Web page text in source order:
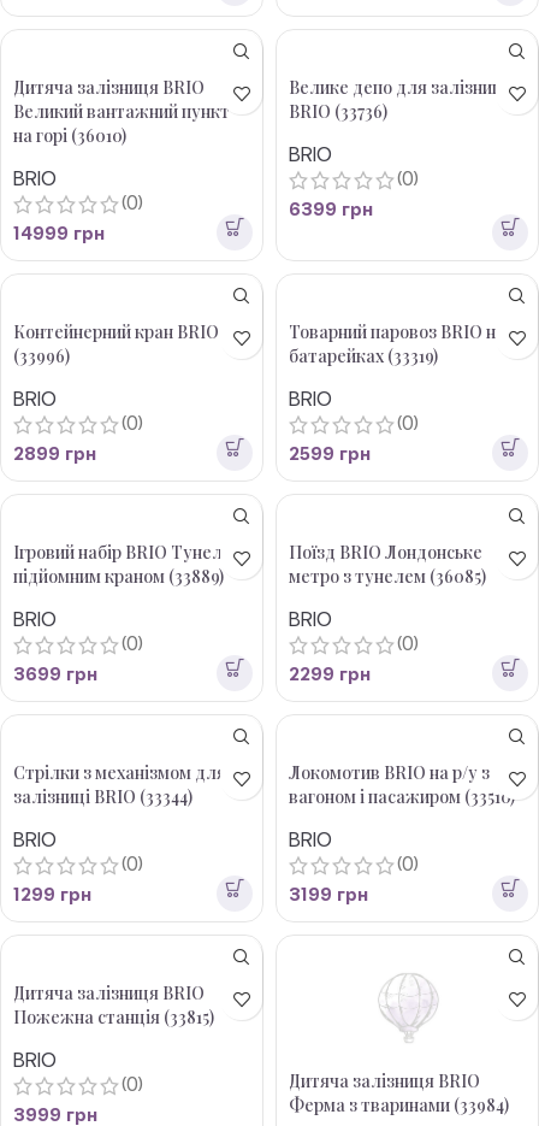
Дитяча залізниця BRIO
Великий вантажний пункт
на горі (36010)
BRIO
(0)
14999 грн
Велике депо для залізниці
BRIO (33736)
BRIO
(0)
6399 грн
Контейнерний кран BRIO
(33996)
BRIO
(0)
2899 грн
Товарний паровоз BRIO на
батарейках (33319)
BRIO
(0)
2599 грн
Ігровий набір BRIO Тунель з
підйомним краном (33889)
BRIO
(0)
3699 грн
Поїзд BRIO Лондонське
метро з тунелем (36085)
BRIO
(0)
2299 грн
Стрілки з механізмом для
залізниці BRIO (33344)
BRIO
(0)
1299 грн
Локомотив BRIO на р/у з
вагоном і пасажиром (33510)
BRIO
(0)
3199 грн
Дитяча залізниця BRIO
Пожежна станція (33815)
BRIO
(0)
3999 грн
Дитяча залізниця BRIO
Ферма з тваринами (33984)